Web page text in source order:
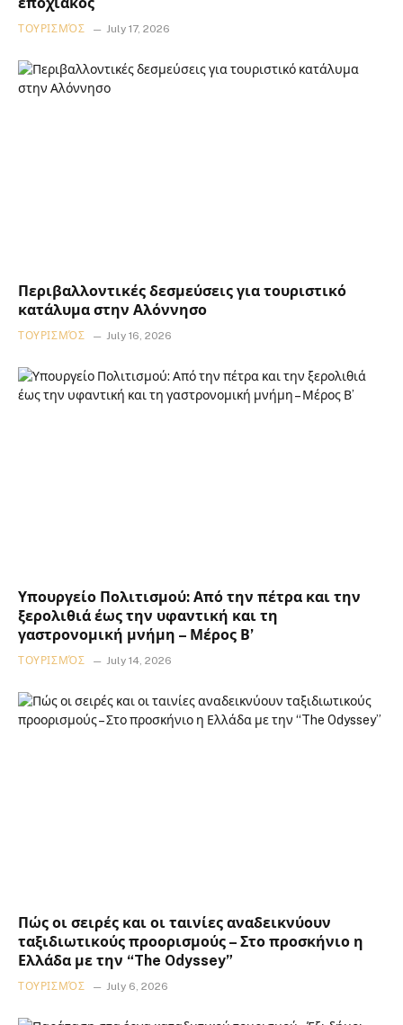
ΤΟΥΡΙΣΜΌΣ July 17, 2026
Περιβαλλοντικές δεσμεύσεις για τουριστικό
κατάλυμα στην Αλόννησο
ΤΟΥΡΙΣΜΌΣ July 16, 2026
Υπουργείο Πολιτισμού: Από την πέτρα και την
ξερολιθιά έως την υφαντική και τη
γαστρονομική μνήμη – Μέρος Β’
ΤΟΥΡΙΣΜΌΣ July 14, 2026
Πώς οι σειρές και οι ταινίες αναδεικνύουν
ταξιδιωτικούς προορισμούς – Στο προσκήνιο η
Ελλάδα με την “The Odyssey”
ΤΟΥΡΙΣΜΌΣ July 6, 2026